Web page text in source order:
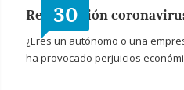
30
Reclamación
¿Eres un autónomo o una
ha provocado perjuicios